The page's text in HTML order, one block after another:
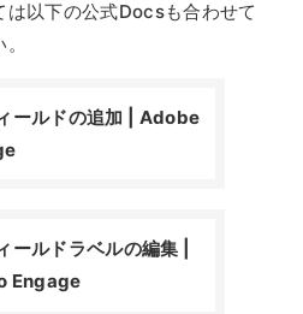
は以下の公式Docsも合わせて
ールドの追加 | Adobe
ールドラベルの編集 |
Engage